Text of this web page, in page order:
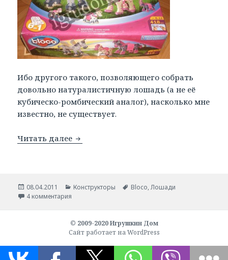
Ибо другого такого, позволяющего собрать
довольно натуралистичную лошадь (а не её
кубическо-ромбический аналог), насколько мне
известно, не существует.
Читать далее Bloco-лошади.
Опубликовано
08.04.2011 Рубрики
Конструкторы Метки
Bloco,Лошади
4 комментария
© 2009-2020Игрушкин Дом
Сайт работает на WordPress